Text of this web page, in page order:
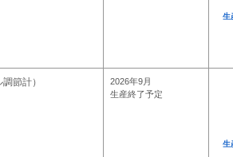
生
節計）
2026年9月
生産終了予定
生